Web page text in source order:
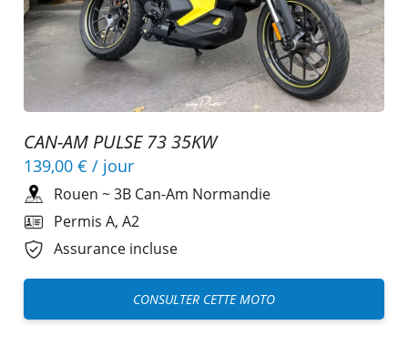
CAN-AM PULSE 73 35KW
139,00 € / jour
Rouen ~3B Can-Am Normandie
Permis A, A2
Assurance incluse
CONSULTER CETTE MOTO